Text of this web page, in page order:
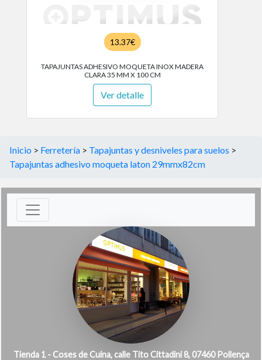
13.37€
TAPAJUNTAS ADHESIVO MOQUETA INOX MADERA
CLARA 35 MM X 100 CM
Ver detalle
Inicio > Ferretería > Tapajuntas y desniveles para suelos >
Tapajuntas adhesivo moqueta laton 29mmx82cm
Tienda 1 - Coses de Cuina, calle Tito Cittadini 8, 07460 Pollença